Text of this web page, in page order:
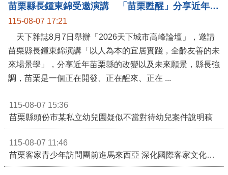
苗栗縣長鍾東錦受邀演講 「苗栗甦醒」分享近年轉變
115-08-07 17:21
天下雜誌8月7日舉辦「2026天下城市高峰論壇」，邀請
苗栗縣長鍾東錦演講「以人為本的宜居實踐，全齡友善的未
來場景學」，分享近年苗栗縣的改變以及未來願景，縣長強
調，苗栗是一個正在開發、正在醒來、正在 ...
115-08-07 15:36
苗栗縣頭份市某私立幼兒園疑似不當對待幼兒案件說明稿
115-08-07 11:46
苗栗客家青少年訪問團前進馬來西亞 深化國際客家文化交流